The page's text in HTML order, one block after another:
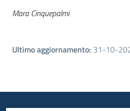
Mara Cinquepalmi
Ultimo aggiornamento: 31-10-